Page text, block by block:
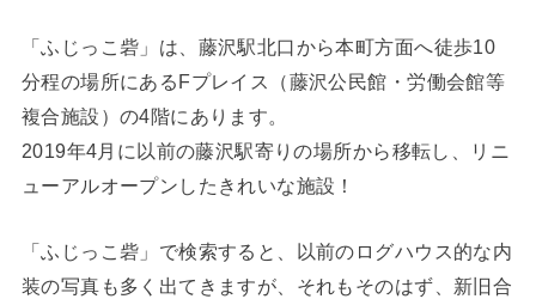
「ふじっこ砦」は、藤沢駅北口から本町方面へ徒歩10
分程の場所にあるFプレイス（藤沢公民館・労働会館等
複合施設）の4階にあります。
2019年4月に以前の藤沢駅寄りの場所から移転し、リニ
ューアルオープンしたきれいな施設！
「ふじっこ砦」で検索すると、以前のログハウス的な内
装の写真も多く出てきますが、それもそのはず、新旧合